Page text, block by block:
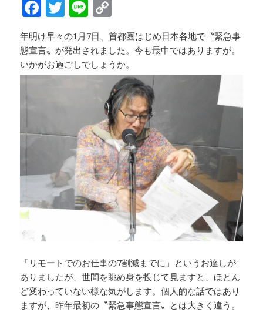
k
F
a
c
e
b
k
T
w
it
te
r
Li
n
e
o
p
y
Li
n
k
年明け早々の1月7日、首都圏はじめ日本各地で〝緊急事
態宣言〟が発出されました。今も最中ではありますが。
いかがお過ごしでしょうか。
「リモートでのお仕事の7割減までに」というお達しが
ありましたが、世間を眺め身を投じて見ますと、ほとん
ど変わっていない様な気がします。個人的な話ではあり
ますが、昨年最初の〝緊急事態宣言〟とは大きく違う。